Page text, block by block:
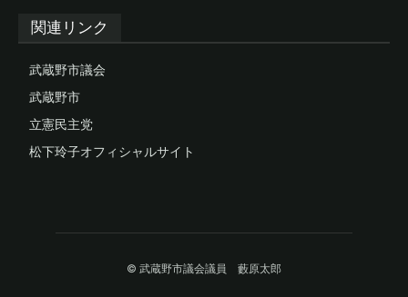
関連リンク
武蔵野市議会
武蔵野市
立憲民主党
松下玲子オフィシャルサイト
© 武蔵野市議会議員 藪原太郎